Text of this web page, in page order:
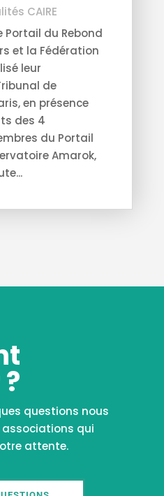
CAIRE
Portail du Rebond
et la Fédération
leur
de
en présence
des 4
du Portail
Amarok,
questions nous
associations qui
attente.